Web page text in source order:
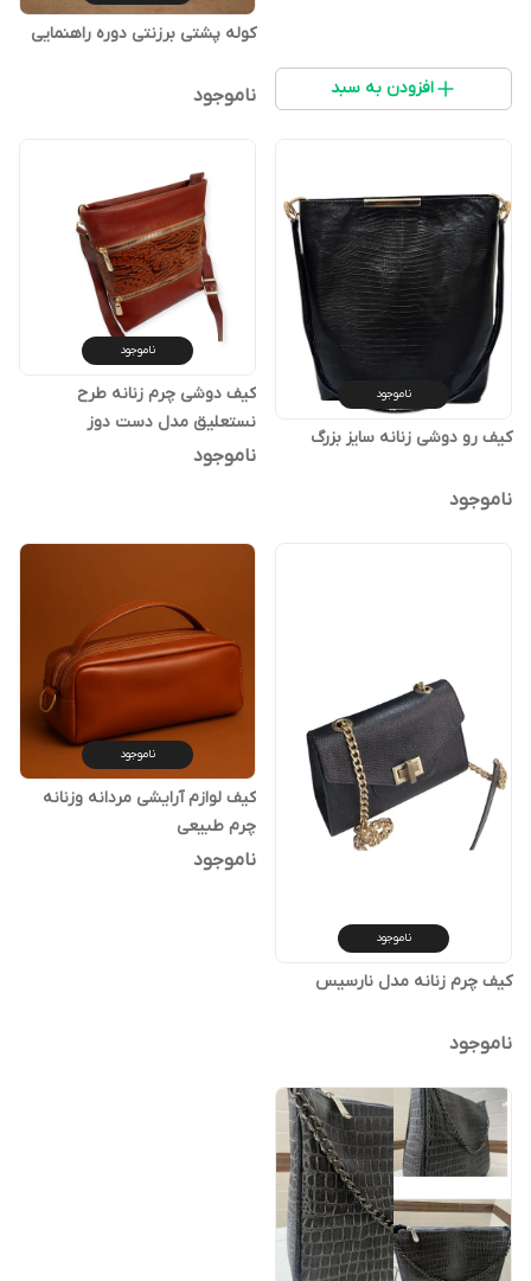
افزودن به سبد
کوله پشتی برزنتی دوره راهنمایی
ناموجود
ناموجود
کیف رو دوشی زنانه سایز بزرگ
ناموجود
ناموجود
کیف دوشی چرم زنانه طرح
نستعلیق مدل دست دوز
ناموجود
ناموجود
کیف چرم زنانه مدل نارسیس
ناموجود
ناموجود
کیف لوازم آرایشی مردانه وزنانه
چرم طبیعی
ناموجود